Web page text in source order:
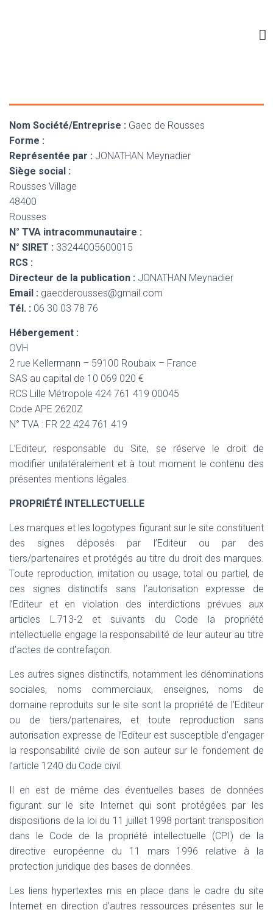
Nom Société/Entreprise : Gaec de Rousses
Forme :
Représentée par : JONATHAN Meynadier
Siège social :
Rousses Village
48400
Rousses
N° TVA intracommunautaire :
N° SIRET : 33244005600015
RCS :
Directeur de la publication : JONATHAN Meynadier
Email : gaecderousses@gmail.com
Tél. : 06 30 03 78 76
Hébergement :
OVH
2 rue Kellermann – 59100 Roubaix – France
SAS au capital de 10 069 020 €
RCS Lille Métropole 424 761 419 00045
Code APE 2620Z
N° TVA : FR 22 424 761 419
L’Editeur, responsable du Site, se réserve le droit de
modifier unilatéralement et à tout moment le contenu des
présentes mentions légales.
PROPRIÉTÉ INTELLECTUELLE
Les marques et les logotypes figurant sur le site constituent
des signes déposés par l’Editeur ou par des
tiers/partenaires et protégés au titre du droit des marques.
Toute reproduction, imitation ou usage, total ou partiel, de
ces signes distinctifs sans l’autorisation expresse de
l’Editeur et en violation des interdictions prévues aux
articles L.713-2 et suivants du Code la propriété
intellectuelle engage la responsabilité de leur auteur au titre
d’actes de contrefaçon.
Les autres signes distinctifs, notamment les dénominations
sociales, noms commerciaux, enseignes, noms de
domaine reproduits sur le site sont la propriété de l’Editeur
ou de tiers/partenaires, et toute reproduction sans
autorisation expresse de l’Editeur est susceptible d’engager
la responsabilité civile de son auteur sur le fondement de
l’article 1240 du Code civil.
Il en est de même des éventuelles bases de données
figurant sur le site Internet qui sont protégées par les
dispositions de la loi du 11 juillet 1998 portant transposition
dans le Code de la propriété intellectuelle (CPI) de la
directive européenne du 11 mars 1996 relative à la
protection juridique des bases de données.
Les liens hypertextes mis en place dans le cadre du site
Internet en direction d’autres ressources présentes sur le